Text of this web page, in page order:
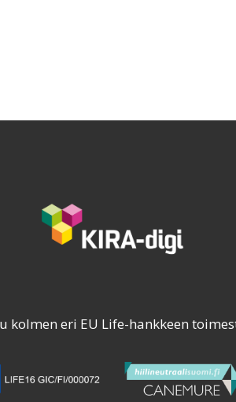
eri EU Life-hankkeen